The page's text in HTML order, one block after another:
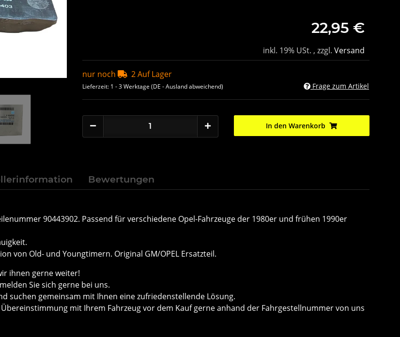
22,95 €
inkl. 19% USt. , zzgl. Versand
nur noch 2 Auf Lager
Lieferzeit: 1 - 3 Werktage (DE - Ausland abweichend) Frage zum Artikel
In den Warenkorb
Bewertungen
90443902. Passend für verschiedene Opel-Fahrzeuge der 1980er und frühen 1990er
von Old- und Youngtimern. Original GM/OPEL Ersatzteil.
ihnen gerne weiter!
Sie sich gerne bei uns.
suchen gemeinsam mit Ihnen eine zufriedenstellende Lösung.
mit Ihrem Fahrzeug vor dem Kauf gerne anhand der Fahrgestellnummer von uns